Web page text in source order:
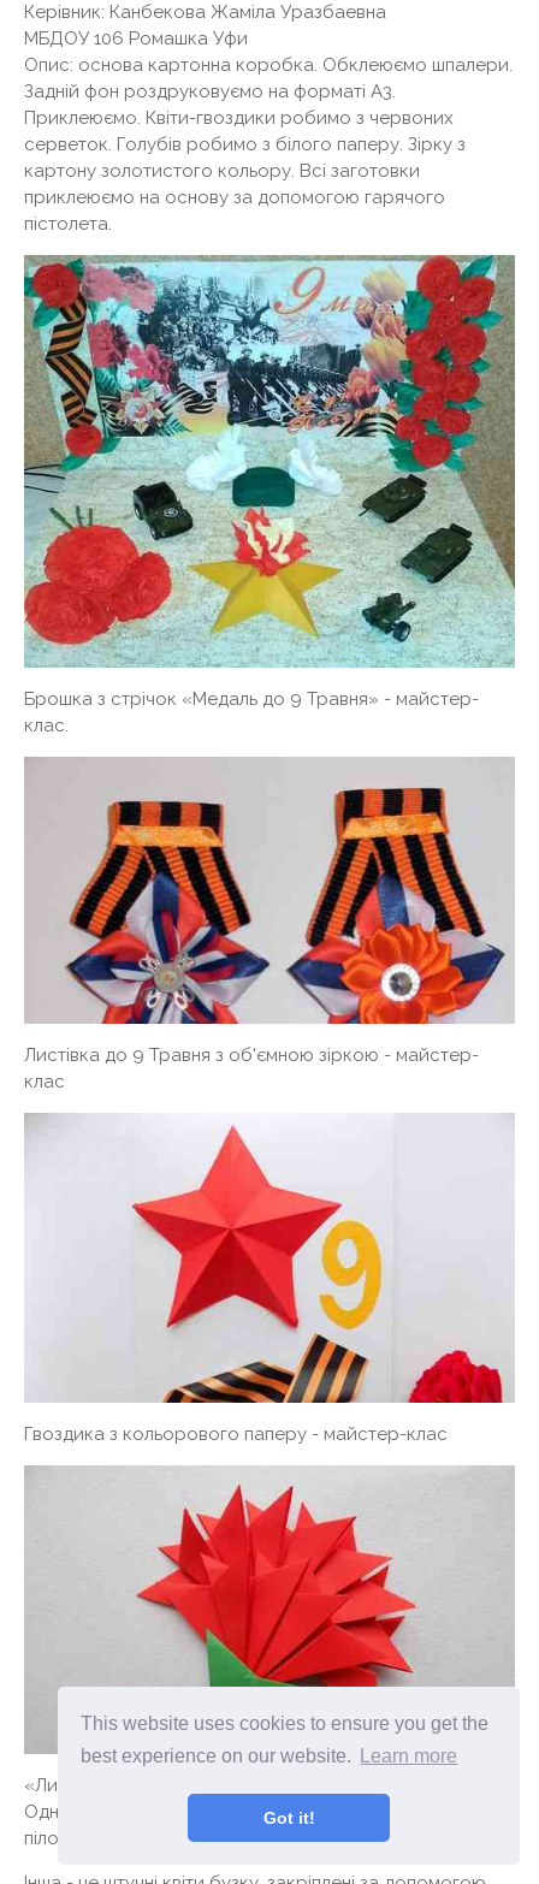
This website uses cookies to ensure you get the
best experience on our website.
Learn more
Got it!
Керівник: Канбекова Жаміла Уразбаевна
МБДОУ 106 Ромашка Уфи
Опис: основа картонна коробка. Обклеюємо шпалери.
Задній фон роздруковуємо на форматі А3.
Приклеюємо. Квіти-гвоздики робимо з червоних
серветок. Голубів робимо з білого паперу. Зірку з
картону золотистого кольору. Всі заготовки
приклеюємо на основу за допомогою гарячого
пістолета.
Брошка з стрічок «Медаль до 9 Травня» - майстер-
клас.
Листівка до 9 Травня з об'ємною зіркою - майстер-
клас
Гвоздика з кольорового паперу - майстер-клас
«Лист солдата» і «Перемога!». Гаркушин Микита.
Одна композиція складена з виробів орігамі - конверт і
пілотка, гвоздики - з паперових серветок.